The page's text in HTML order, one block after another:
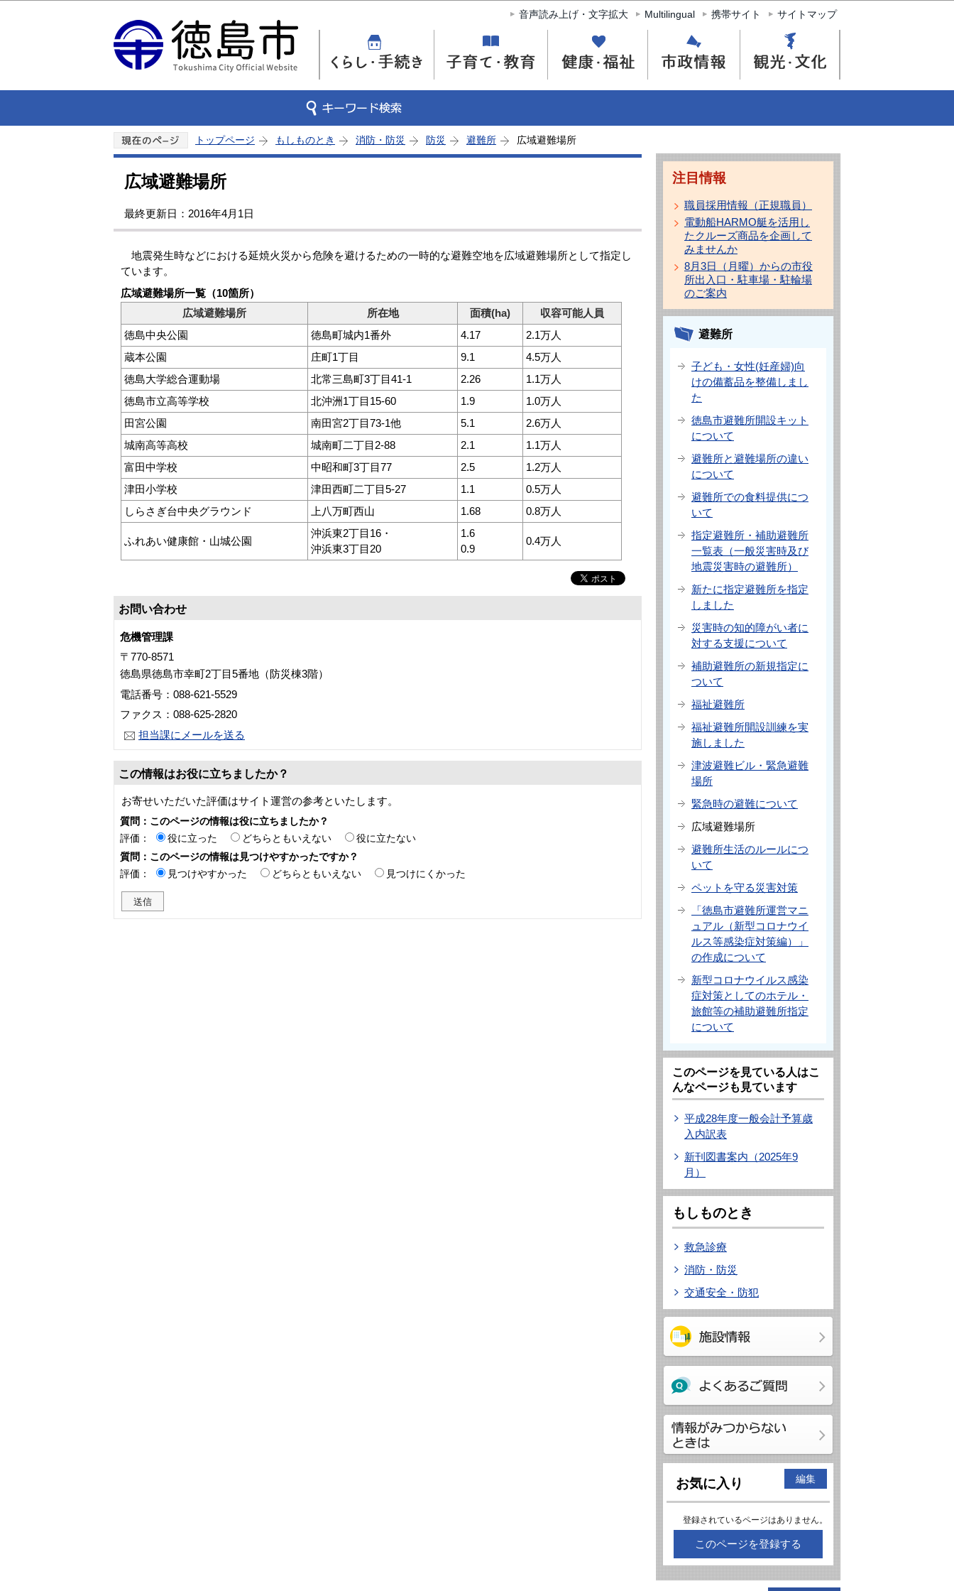
このページの本文へ移動
音声読み上げ・文字拡大 Multilingual 携帯サイト サイトマップ
トップページ もしものとき 消防・防災 防災 避難所 広域避難場所
広域避難場所
最終更新日：2016年4月1日
地震発生時などにおける延焼火災から危険を避けるための一時的な避難空地を広域避難場所として指定し
ています。
広域避難場所一覧（10箇所）
広域避難場所
所在地 面積(ha)
収容可能人員
徳島中央公園
徳島町城内1番外 4.17
2.1万人
蔵本公園
庄町1丁目 9.1
4.5万人
徳島大学総合運動場
北常三島町3丁目41-1 2.26
1.1万人
徳島市立高等学校
北沖洲1丁目15-60 1.9
1.0万人
田宮公園
南田宮2丁目73-1他 5.1
2.6万人
城南高等高校
城南町二丁目2-88 2.1
1.1万人
富田中学校
中昭和町3丁目77 2.5
1.2万人
津田小学校
津田西町二丁目5-27 1.1
0.5万人
しらさぎ台中央グラウンド
上八万町西山 1.68 0.8万人
ふれあい健康館・山城公園
沖浜東2丁目16・
沖浜東3丁目20
1.6
0.9
0.4万人
お問い合わせ
危機管理課
〒770-8571
徳島県徳島市幸町2丁目5番地（防災棟3階）
電話番号：088-621-5529
ファクス：088-625-2820
担当課にメールを送る
この情報はお役に立ちましたか？
お寄せいただいた評価はサイト運営の参考といたします。
質問：このページの情報は役に立ちましたか？
評価：
役に立った どちらともいえない
役に立たない
質問：このページの情報は見つけやすかったですか？
評価：
見つけやすかった どちらともいえない 見つけにくかった
注目情報
職員採用情報（正規職員）
電動船HARMO艇を活用し
たクルーズ商品を企画して
みませんか
8月3日（月曜）からの市役
所出入口・駐車場・駐輪場
のご案内
避難所
子ども・女性(妊産婦)向
けの備蓄品を整備しまし
た
徳島市避難所開設キット
について
避難所と避難場所の違い
について
避難所での食料提供につ
いて
指定避難所・補助避難所
一覧表（一般災害時及び
地震災害時の避難所）
新たに指定避難所を指定
しました
災害時の知的障がい者に
対する支援について
補助避難所の新規指定に
ついて
福祉避難所
福祉避難所開設訓練を実
施しました
津波避難ビル・緊急避難
場所
緊急時の避難について
広域避難場所
避難所生活のルールにつ
いて
ペットを守る災害対策
「徳島市避難所運営マニ
ュアル（新型コロナウイ
ルス等感染症対策編）」
の作成について
新型コロナウイルス感染
症対策としてのホテル・
旅館等の補助避難所指定
について
このページを見ている人はこ
んなページも見ています
平成28年度一般会計予算歳
入内訳表
新刊図書案内（2025年9
月）
もしものとき
救急診療
消防・防災
交通安全・防犯
お気に入り 編集
登録されているページはありません。
このページを登録する